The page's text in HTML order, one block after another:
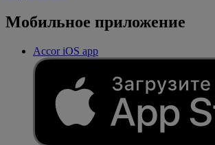
Мобильное приложение
Accor iOS app